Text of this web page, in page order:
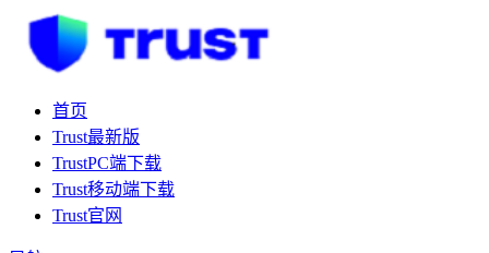
首页
Trust最新版
TrustPC端下载
Trust移动端下载
Trust官网